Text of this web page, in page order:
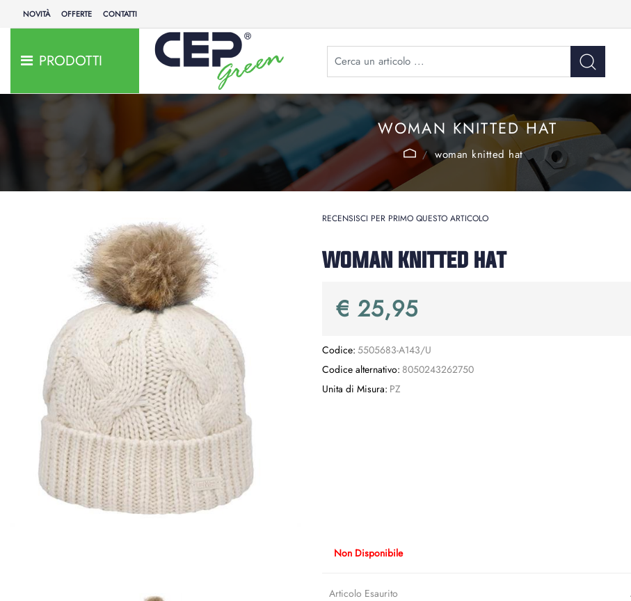
NOVITÀ OFFERTE CONTATTI
PRODOTTI
WOMAN KNITTED HAT
woman knitted hat
RECENSISCI PER PRIMO QUESTO ARTICOLO
WOMAN KNITTED HAT
€ 25,95
Codice: 5505683-A143/U
Codice alternativo: 8050243262750
Unita di Misura: PZ
Non Disponibile
Articolo Esaurito